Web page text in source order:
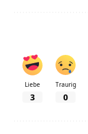
Liebe
3
Traurig
0